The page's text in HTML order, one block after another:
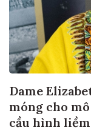
Dame
móng cho
cầu hình